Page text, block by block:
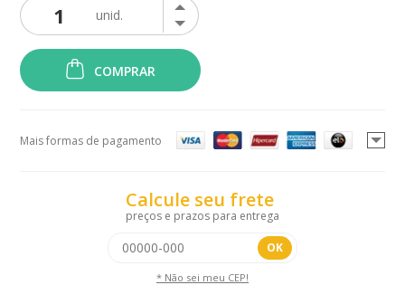
COMPRAR
Mais formas de pagamento
Calcule seu frete
preços e prazos para entrega
OK
* Não sei meu CEP!